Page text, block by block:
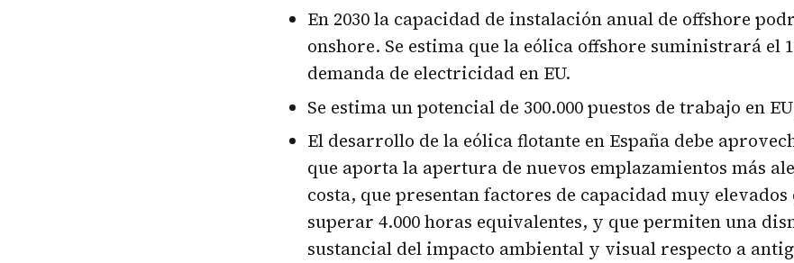
En 2030 la capacidad de instalación anual de offshore
onshore. Se estima que la eólica offshore suministrará el
demanda de electricidad en EU.
Se estima un potencial de 300.000 puestos de trabajo en
El desarrollo de la eólica flotante en España debe
que aporta la apertura de nuevos emplazamientos más
costa, que presentan factores de capacidad muy elevados
superar 4.000 horas equivalentes, y que permiten una
sustancial del impacto ambiental y visual respecto a